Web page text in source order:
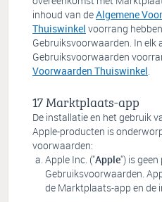
inhoud van deAlgemene
Thuiswinkel voorrang
Gebruiksvoorwaarden. In elk
Gebruiksvoorwaarden
Voorwaarden Thuiswinkel.
Marktplaats-app
De installatie en het gebruik
Apple-producten is
voorwaarden:
Apple Inc. ("Apple") is
Gebruiksvoorwaarden.
de Marktplaats-app en de